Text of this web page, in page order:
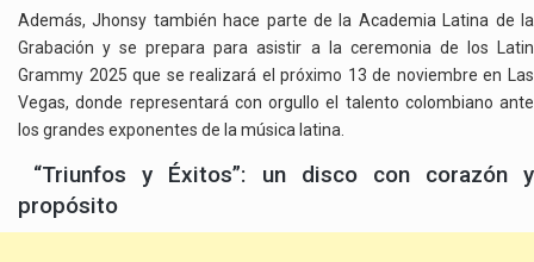
Además, Jhonsy también hace parte de la Academia Latina de la
Grabación y se prepara para asistir a la ceremonia de los Latin
Grammy 2025 que se realizará el próximo 13 de noviembre en Las
Vegas, donde representará con orgullo el talento colombiano ante
los grandes exponentes de la música latina.
“Triunfos y Éxitos”: un disco con corazón y
propósito